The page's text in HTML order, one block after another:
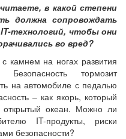
в какой степени
должна сопровождать
технологий, чтобы они
во вред?
камнем на ногах развития
Безопасность тормозит
на автомобиле с педалью
– как якорь, который
открытый океан. Можно ли
IT-продукты, риски
безопасности?